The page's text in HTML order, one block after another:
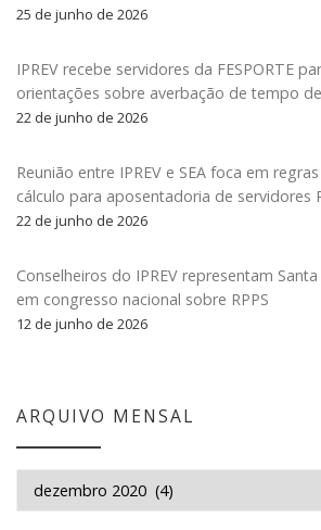
25 de junho de 2026
IPREV recebe servidores da FESPORTE
orientações sobre averbação de tempo
22 de junho de 2026
Reunião entre IPREV e SEA foca em
cálculo para aposentadoria de servidores
22 de junho de 2026
Conselheiros do IPREV representam
em congresso nacional sobre RPPS
12 de junho de 2026
ARQUIVO MENSAL